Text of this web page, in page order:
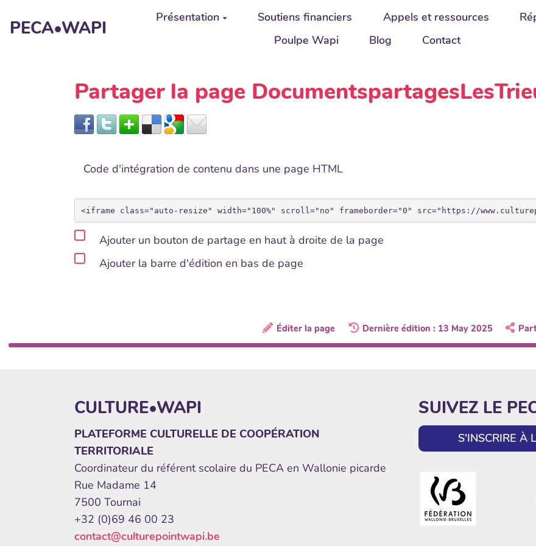
PECA•WAPI Présentation Soutiens financiers Appels et ressources
Poulpe Wapi
Blog Contact
Partager la page
Code d'intégration de contenu dans une page HTML
Ajouter un bouton de partage en haut à droite de la page
Ajouter la barre d'édition en bas de page
Éditer la page Dernière édition : 13 May 2025
CULTURE•WAPI
PLATEFORME CULTURELLE DE COOPÉRATION
TERRITORIALE
Coordinateur du référent scolaire du PECA en Wallonie picarde
Rue Madame 14
7500 Tournai
+32 (0)69 46 00 23
contact@culturepointwapi.be
SUIVEZ LE
S'INSCRIRE À